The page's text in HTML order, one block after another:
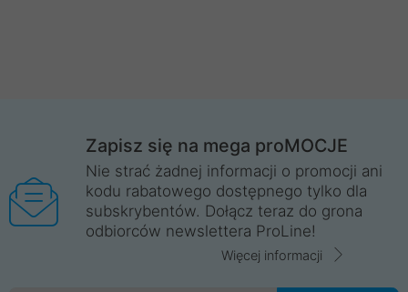
Zapisz się na mega proMOCJE
Nie strać żadnej informacji o promocji ani
kodu rabatowego dostępnego tylko dla
subskrybentów. Dołącz teraz do grona
odbiorców newslettera ProLine!
Więcej informacji